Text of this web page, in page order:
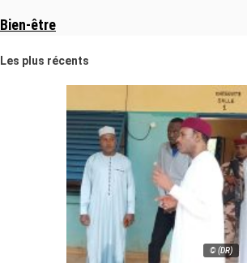
Bien-être
Les plus récents
© (DR)